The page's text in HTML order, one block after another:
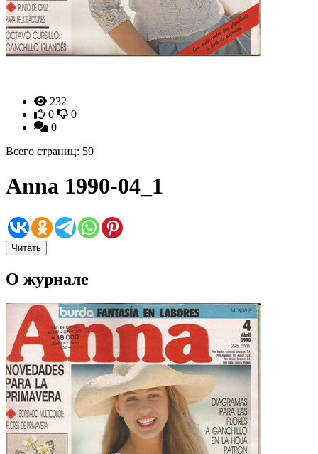
232
0
0
0
Всего страниц: 59
Anna 1990-04_1
Читать
О журнале